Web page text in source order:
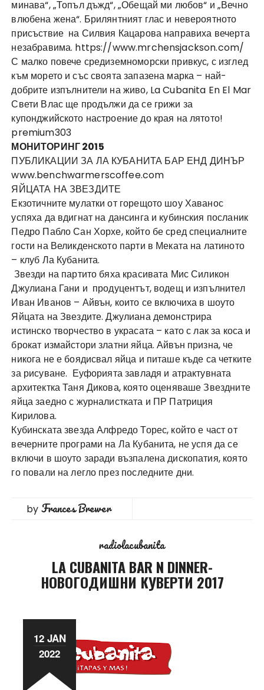
минава“, „Топъл дъжд“, „Обещай ми любов“ и „Вечно
влюбена жена“. Брилянтният глас и невероятното
присъствие на Силвия Кацарова направиха вечерта
незабравима. https://www.mrchensjackson.com/
С малко повече средиземноморски привкус, с изглед
към морето и със своята запазена марка – най-
добрите изпълнители на живо, La Cubanita En El Mar
Свети Влас ще продължи да се грижи за
купонджийското настроение до края на лятото!
premium303
МОНИТОРИНГ 2015
ПУБЛИКАЦИИ ЗА ЛА КУБАНИТА БАР ЕНД ДИНЪР
www.benchwarmerscoffee.com
ЯЙЦАТА НА ЗВЕЗДИТЕ
Екзотичните мулатки от горещото шоу Хаванос
успяха да вдигнат на дансинга и кубинския посланик
Педро Пабло Сан Хорхе, който бе сред специалните
гости на Великденското парти в Меката на латиното
– клуб Ла Кубанита.
Звезди на партито бяха красивата Мис Силикон
Джулиана Гани и продуцентът, водещ и изпълнител
Иван Иванов – Айвън, които се включиха в шоуто
Яйцата на Звездите. Джулиана демонстрира
истинско творчество в украсата – като с лак за коса и
брокат измайстори златни яйца. Айвън призна, че
никога не е боядисвал яйца и питаше къде са четките
за рисуване. Еуфорията завладя и атрактувната
архитектка Таня Дикова, която оценяваше Звездните
яйца заедно с журналистката и ПР Патриция
Кирилова.
Кубинската звезда Алфредо Торес, който е част от
вечерните програми на Ла Кубанита, не успя да се
включи в шоуто заради възпалена дископатия, която
го повали на легло през последните дни.
by Frances Brewer
radiolacubanita
LA CUBANITA BAR N DINNER-
НОВОГОДИШНИ КУВЕРТИ 2017
12 JAN
2022